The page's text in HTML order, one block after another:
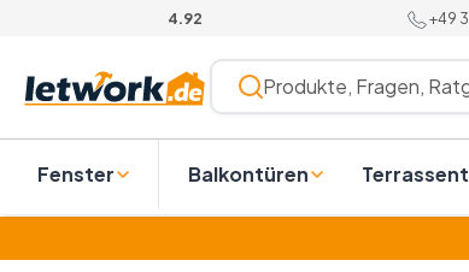
4.92 +49
Produkte, Fragen,
Fenster Balkontüren